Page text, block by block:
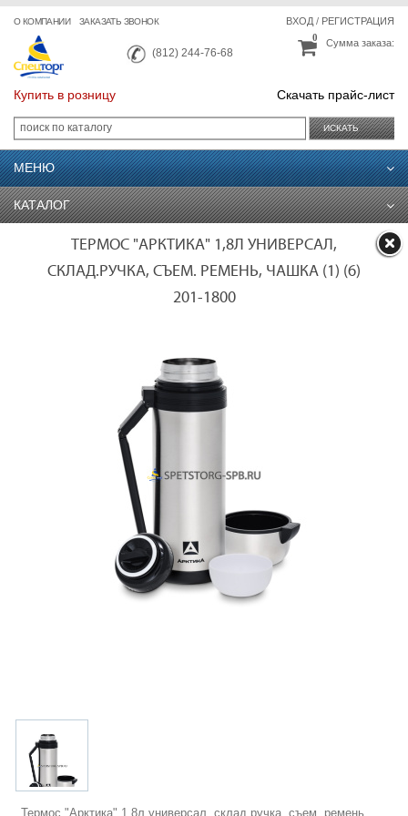
О КОМПАНИИ ЗАКАЗАТЬ ЗВОНОК
(812) 244-76-68
ВХОД/ РЕГИСТРАЦИЯ
Сумма заказа:
0
Купить в розницу Скачать прайс-лист
ИСКАТЬ
МЕНЮ
КАТАЛОГ
ТЕРМОС "АРКТИКА" 1,8Л УНИВЕРСАЛ,
СКЛАД.РУЧКА, СЪЕМ. РЕМЕНЬ, ЧАШКА (1) (6)
201-1800
Термос "Арктика" 1,8л универсал, склад.ручка, съем. ремень,